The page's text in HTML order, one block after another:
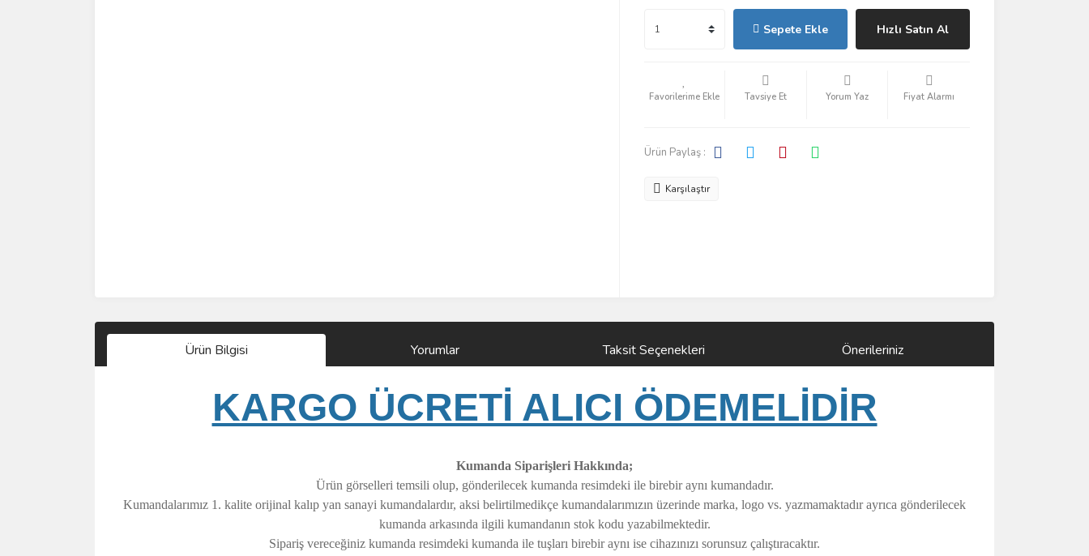
Sepete Ekle Hızlı Satın Al
Tavsiye Et Yorum Yaz Fiyat Alarmı
Ürün Paylaş :
Karşılaştır
Ürün Bilgisi Yorumlar Taksit Seçenekleri Önerileriniz
KARGO ÜCRETİ ALICI ÖDEMELİDİR
Kumanda Siparişleri Hakkında;
Ürün görselleri temsili olup, gönderilecek kumanda resimdeki ile birebir aynı kumandadır.
Kumandalarımız 1. kalite orijinal kalıp yan sanayi kumandalardır, aksi belirtilmedikçe kumandalarımızın üzerinde marka, logo vs. yazmamaktadır ayrıca gönderilecek
kumanda arkasında ilgili kumandanın stok kodu yazabilmektedir.
Sipariş vereceğiniz kumanda resimdeki kumanda ile tuşları birebir aynı ise cihazınızı sorunsuz çalıştıracaktır.